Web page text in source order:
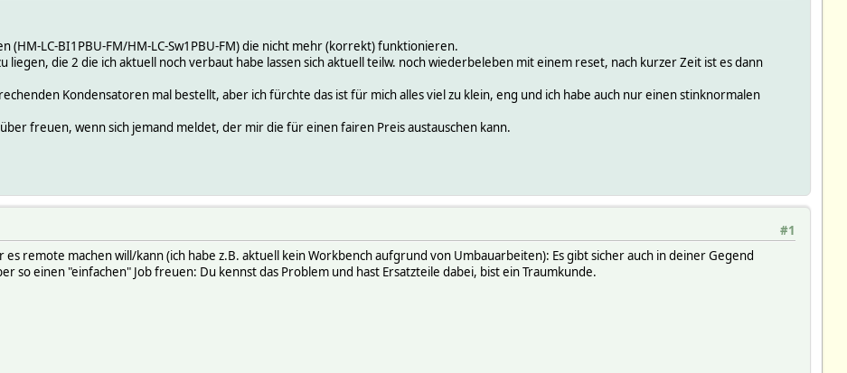
(HM-LC-BI1PBU-FM/HM-LC-Sw1PBU-FM) die nicht mehr (korrekt) funktionieren.
liegen, die 2 die ich aktuell noch verbaut habe lassen sich aktuell teilw. noch wiederbeleben mit einem reset, nach kurzer Zeit ist es dann
Kondensatoren mal bestellt, aber ich fürchte das ist für mich alles viel zu klein, eng und ich habe auch nur einen stinknormalen
freuen, wenn sich jemand meldet, der mir die für einen fairen Preis austauschen kann.
#1
es remote machen will/kann (ich habe z.B. aktuell kein Workbench aufgrund von Umbauarbeiten): Es gibt sicher auch in deiner Gegend
so einen "einfachen" Job freuen: Du kennst das Problem und hast Ersatzteile dabei, bist ein Traumkunde.